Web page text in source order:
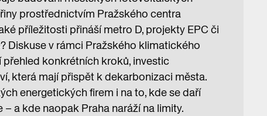
prostřednictvím Pražského centra
příležitosti přináší metro D, projekty EPC či
Diskuse v rámci Pražského klimatického
konkrétních kroků, investic
která mají přispět k dekarbonizaci města.
energetických firem i na to, kde se daří
a kde naopak Praha naráží na limity.